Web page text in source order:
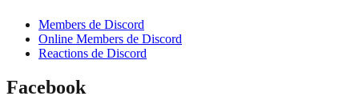
Members de Discord
Online Members de Discord
Reactions de Discord
Facebook